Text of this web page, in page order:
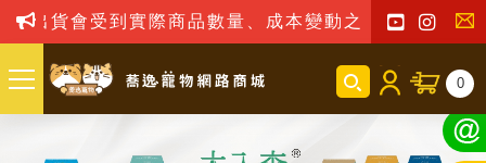
到實際商品數量、成本變動之影響，我司保留訂單接
聯
我
0